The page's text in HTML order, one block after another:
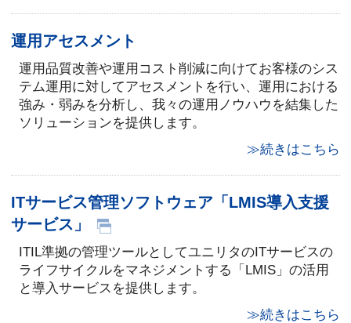
運用アセスメント
運用品質改善や運用コスト削減に向けてお客様のシス
テム運用に対してアセスメントを行い、運用における
強み・弱みを分析し、我々の運用ノウハウを結集した
ソリューションを提供します。
≫続きはこちら
ITサービス管理ソフトウェア「LMIS導入支援
サービス」
ITIL準拠の管理ツールとしてユニリタのITサービスの
ライフサイクルをマネジメントする「LMIS」の活用
と導入サービスを提供します。
≫続きはこちら